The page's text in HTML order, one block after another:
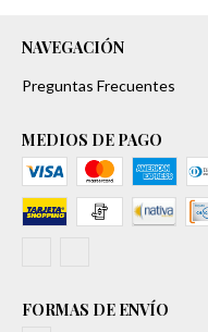
NAVEGACIÓN
Preguntas Frecuentes
MEDIOS DE PAGO
FORMAS DE ENVÍO